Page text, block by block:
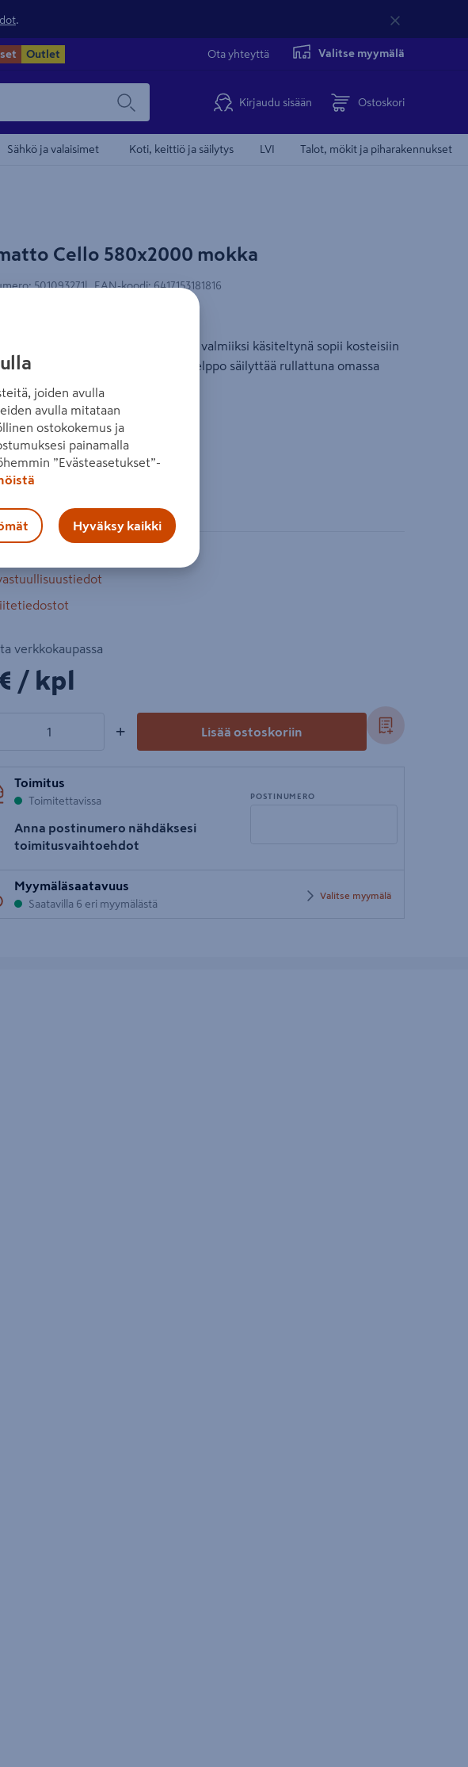
Outlet Ota yhteyttä Valitse myymälä
Kirjaudu sisään Ostoskori
Sähkö ja valaisimet Koti, keittiö ja säilytys LVI Talot, mökit ja piharakennukset
Cello 580x2000 mokka
:501093271 EAN-koodi:6417153181816
valmistettu puumatto, joka valmiiksi käsiteltynä sopii kosteisiin
parvekkeille ja vaikka terassille. Helppo säilyttää rullattuna omassa
Useita sävyjä.
käsityötä
tuote
tuotekuvaus
verkkokaupassa
kpl
/ kpl
+ Lisää ostoskoriin
Toimitus
Toimitettavissa
Anna postinumero nähdäksesi
toimitusvaihtoehdot
POSTINUMERO
postinumero
Myymäläsaatavuus
Saatavilla 6 eri myymälästä
Valitse myymälä
joiden avulla
avulla mitataan
ostokokemus ja
painamalla
”Evästeasetukset”-
Hyväksy kaikki